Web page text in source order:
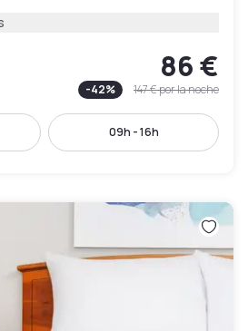
86 €
-42% 147 €por la noche
09h - 16h